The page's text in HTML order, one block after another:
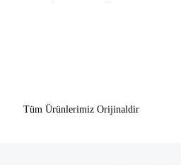
Tüm Ürünlerimiz Orijinaldir